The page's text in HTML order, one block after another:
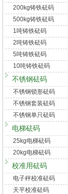
200kg铸铁砝码
500kg铸铁砝码
1吨铸铁砝码
2吨铸铁砝码
5吨铸铁砝码
10吨铸铁砝码
不锈钢砝码
不锈钢锁形砝码
不锈钢套装砝码
不锈钢单只砝码
电梯砝码
25kg电梯砝码
20kg电梯砝码
校准用砝码
电子秤校准砝码
天平校准砝码